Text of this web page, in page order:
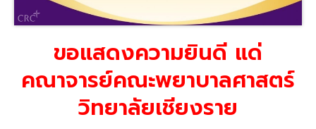
ขอแสดงความยินดี แด่
คณาจารย์คณะพยาบาลศาสตร์
วิทยาลัยเชียงราย